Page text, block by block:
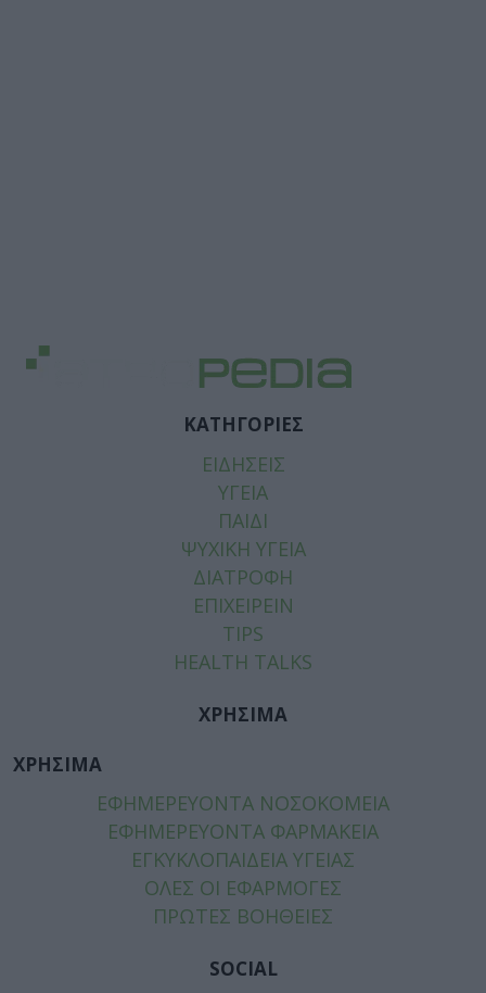
ΚΑΤΗΓΟΡΙΕΣ
ΕΙΔΗΣΕΙΣ
ΥΓΕΙΑ
ΠΑΙΔΙ
ΨΥΧΙΚΗ ΥΓΕΙΑ
ΔΙΑΤΡΟΦΗ
ΕΠΙΧΕΙΡΕΙΝ
TIPS
HEALTH TALKS
ΧΡΗΣΙΜΑ
ΧΡΗΣΙΜΑ
ΕΦΗΜΕΡΕΥΟΝΤΑ ΝΟΣΟΚΟΜΕΙΑ
ΕΦΗΜΕΡΕΥΟΝΤΑ ΦΑΡΜΑΚΕΙΑ
ΕΓΚΥΚΛΟΠΑΙΔΕΙΑ ΥΓΕΙΑΣ
ΟΛΕΣ ΟΙ ΕΦΑΡΜΟΓΕΣ
ΠΡΩΤΕΣ ΒΟΗΘΕΙΕΣ
SOCIAL